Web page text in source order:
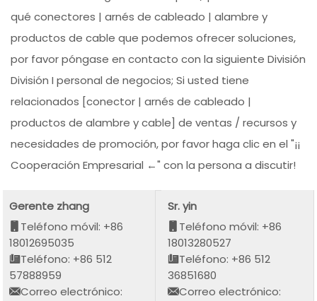
qué conectores | arnés de cableado | alambre y
productos de cable que podemos ofrecer soluciones,
por favor póngase en contacto con la siguiente División
División I personal de negocios; Si usted tiene
relacionados [conector | arnés de cableado |
productos de alambre y cable] de ventas / recursos y
necesidades de promoción, por favor haga clic en el "¡¡
Cooperación Empresarial ←" con la persona a discutir!
Gerente zhang
Teléfono móvil: +86
18012695035
Teléfono: +86 512
57888959
Correo electrónico:
Sr. yin
Teléfono móvil: +86
18013280527
Teléfono: +86 512
36851680
Correo electrónico: